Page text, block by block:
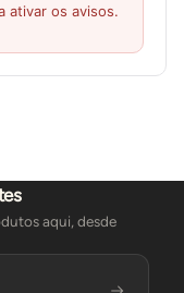
ativar os avisos.
aqui, desde